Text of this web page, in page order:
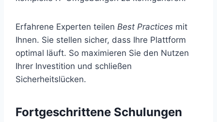
Erfahrene Experten teilen Best Practices mit
Ihnen. Sie stellen sicher, dass Ihre Plattform
optimal läuft. So maximieren Sie den Nutzen
Ihrer Investition und schließen
Sicherheitslücken.
Fortgeschrittene Schulungen